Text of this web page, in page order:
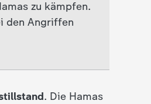
zu kämpfen.
den Angriffen
. Die Hamas